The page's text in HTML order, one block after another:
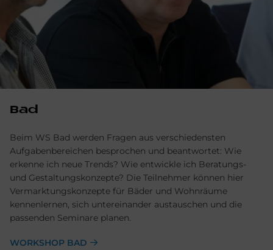
Bad
Beim WS Bad werden Fragen aus verschiedensten
Aufgabenbereichen besprochen und beantwortet: Wie
erkenne ich neue Trends? Wie entwickle ich Beratungs-
und Gestaltungskonzepte? Die Teilnehmer können hier
Vermarktungskonzepte für Bäder und Wohnräume
kennenlernen, sich untereinander austauschen und die
passenden Seminare planen.
WORKSHOP BAD